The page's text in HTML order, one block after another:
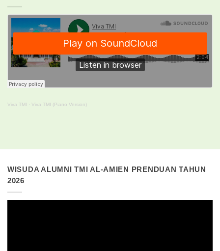
Viva TMI · Viva TMI (Piano Version)
WISUDA ALUMNI TMI AL-AMIEN PRENDUAN TAHUN
2026